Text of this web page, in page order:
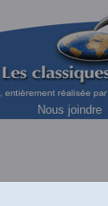
Nous joindre